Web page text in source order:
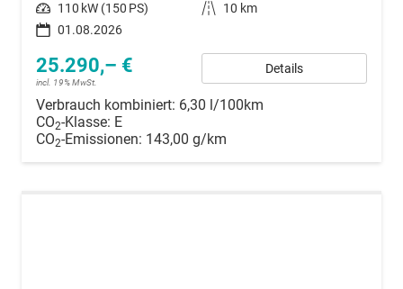
Leistung 110 kW (150 PS) Kilometerstand
10 km
01.08.2026
25.290,– €
incl. 19% MwSt.
Details
Verbrauch kombiniert: 6,30 l/100km
CO2-Klasse: E
CO2-Emissionen: 143,00 g/km